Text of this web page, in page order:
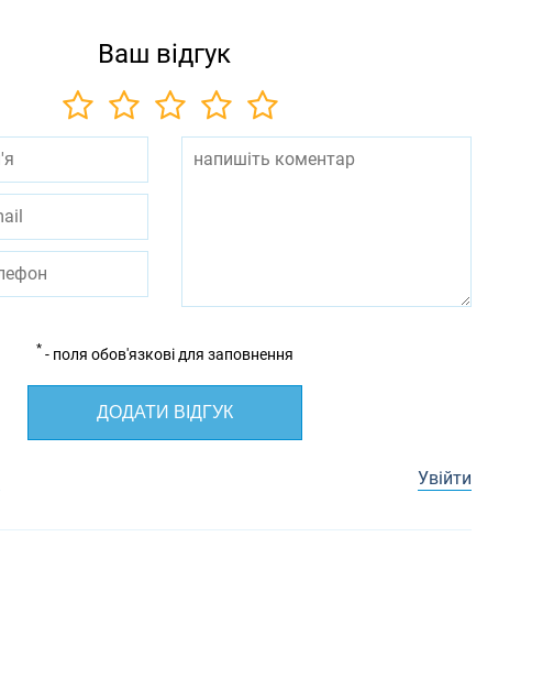
Ваш відгук
* - поля обов'язкові для заповнення
ДОДАТИ ВІДГУК
Увійти